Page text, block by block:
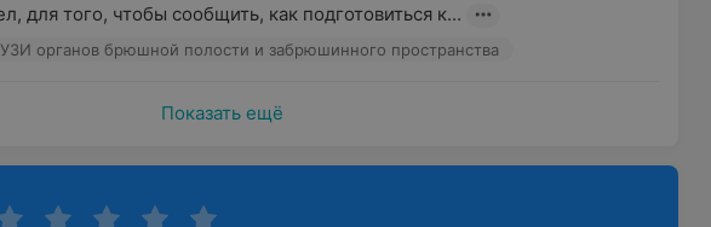
для того, чтобы сообщить, как подготовиться к...
УЗИ органов брюшной полости и забрюшинного пространства
Показать ещё